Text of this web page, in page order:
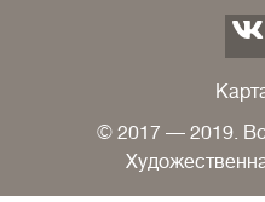
© 2017 — 2019.